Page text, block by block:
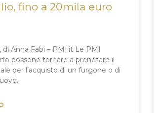
fino a 20mila euro
Anna Fabi – PMI.it Le PMI
possono tornare a prenotare il
per l’acquisto di un furgone o di